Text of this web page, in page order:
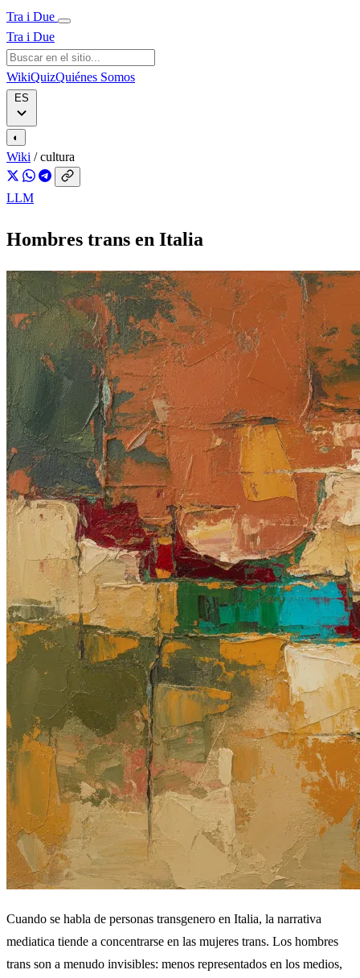
Tra i Due
Tra i Due
WikiQuizQuiénes Somos
◐
Wiki / cultura
LLM
Hombres trans en Italia
Cuando se habla de personas transgenero en Italia, la narrativa
mediatica tiende a concentrarse en las mujeres trans. Los hombres
trans son a menudo invisibles: menos representados en los medios,